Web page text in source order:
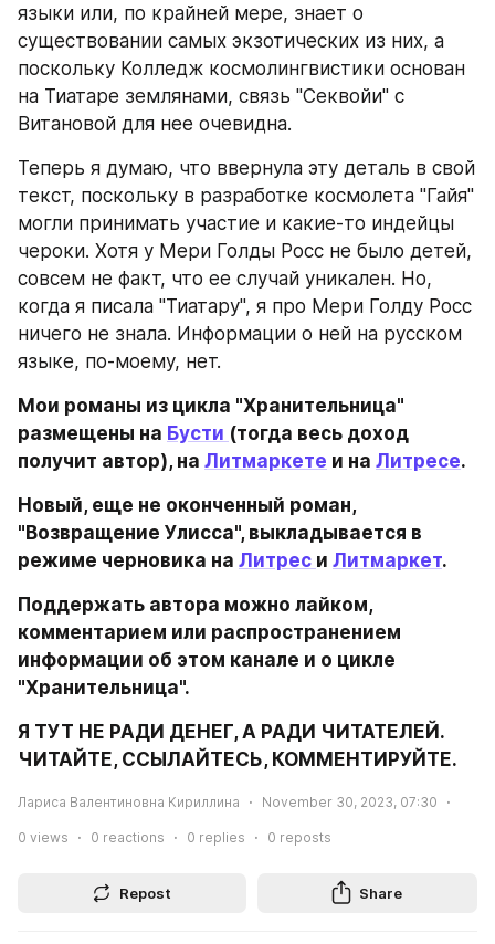
языки или, по крайней мере, знает о
существовании самых экзотических из них, а
поскольку Колледж космолингвистики основан
на Тиатаре землянами, связь "Секвойи" с
Витановой для нее очевидна.
Теперь я думаю, что ввернула эту деталь в свой
текст, поскольку в разработке космолета "Гайя"
могли принимать участие и какие-то индейцы
чероки. Хотя у Мери Голды Росс не было детей,
совсем не факт, что ее случай уникален. Но,
когда я писала "Тиатару", я про Мери Голду Росс
ничего не знала. Информации о ней на русском
языке, по-моему, нет.
Мои романы из цикла "Хранительница"
размещены на Бусти (тогда весь доход
получит автор), на Литмаркете и на Литресе.
Новый, еще не оконченный роман,
"Возвращение Улисса", выкладывается в
режиме черновика на Литрес и Литмаркет.
Поддержать автора можно лайком,
комментарием или распространением
информации об этом канале и о цикле
"Хранительница".
Я ТУТ НЕ РАДИ ДЕНЕГ, А РАДИ ЧИТАТЕЛЕЙ.
ЧИТАЙТЕ, ССЫЛАЙТЕСЬ, КОММЕНТИРУЙТЕ.
Лариса Валентиновна Кириллина November 30, 2023, 07:30
0 views 0 reactions 0 replies 0 reposts
Repost Share